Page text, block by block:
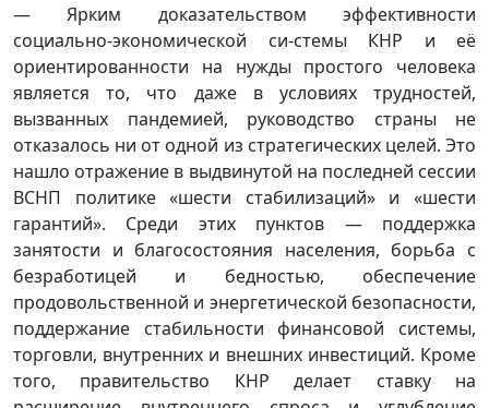
— Ярким доказательством эффективности
социально-экономической си-стемы КНР и её
ориентированности на нужды простого человека
является то, что даже в условиях трудностей,
вызванных пандемией, руководство страны не
отказалось ни от одной из стратегических целей. Это
нашло отражение в выдвинутой на последней сессии
ВСНП политике «шести стабилизаций» и «шести
гарантий». Среди этих пунктов — поддержка
занятости и благосостояния населения, борьба с
безработицей и бедностью, обеспечение
продовольственной и энергетической безопасности,
поддержание стабильности финансовой системы,
торговли, внутренних и внешних инвестиций. Кроме
того, правительство КНР делает ставку на